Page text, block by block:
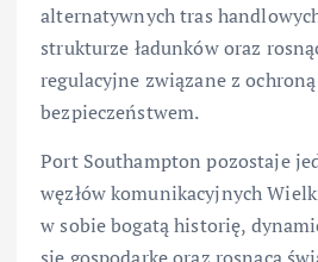
alternatywnych tras
strukturze ładunków oraz
regulacyjne związane z
bezpieczeństwem.
Port Southampton pozostaje
węzłów komunikacyjnych
w sobie bogatą historię,